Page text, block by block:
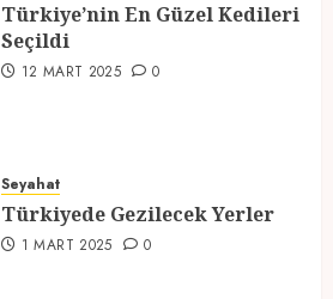
12 MART 2025 0
1 MART 2025
Türkiye’nin En Güzel Kedileri
Seçildi
12 MART 2025 0
Seyahat
Türkiyede Gezilecek Yerler
1 MART 2025 0